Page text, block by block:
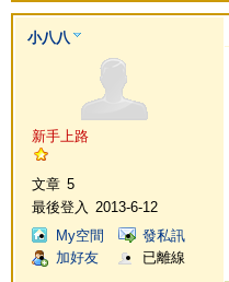
小八八
新手上路
文章 5
最後登入
2013-6-12
My空間
發私訊
加好友
已離線